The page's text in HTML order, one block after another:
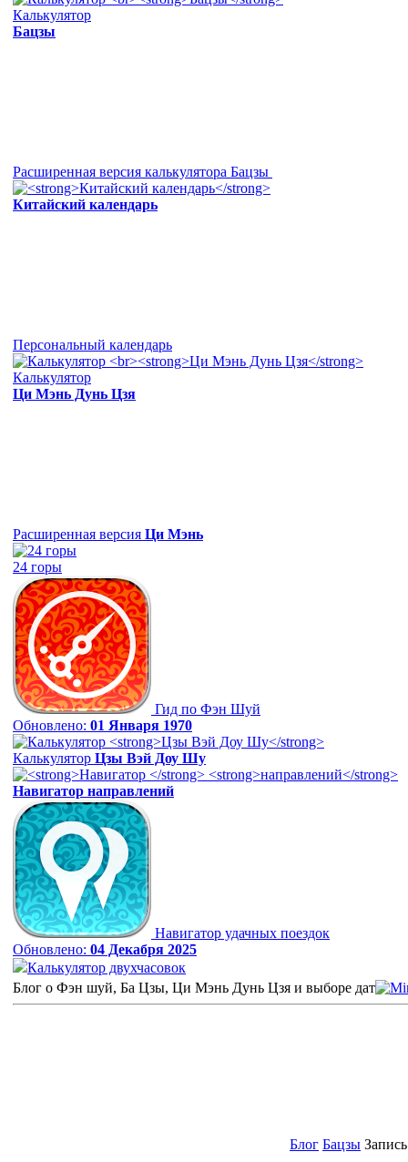
Калькулятор
Бацзы
Расширенная версия калькулятора Бацзы
Китайский календарь
Персональный календарь
Калькулятор
Ци Мэнь Дунь Цзя
Расширенная версия Ци Мэнь
24 горы
Гид по Фэн Шуй
Обновлено: 01 Января 1970
Калькулятор Цзы Вэй Доу Шу
Навигатор направлений
Навигатор удачных поездок
Обновлено: 04 Декабря 2025
Калькулятор двухчасовок
Блог о Фэн шуй, Ба Цзы, Ци Мэнь Дунь Цзя и выборе дат
Блог Бацзы